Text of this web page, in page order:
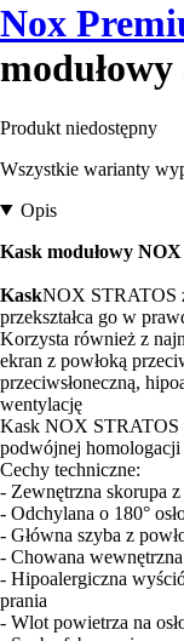
Nox
Produkt niedostępny
Wszystkie warianty
Opis
Kask modułowy
KaskNOX STRATOS
przekształca go w
Korzysta również z
ekran z powłoką
przeciwsłoneczną,
wentylację
Kask NOX STRATOS
podwójnej
Cechy techniczne:
- Zewnętrzna skorupa
- Odchylana o 180°
- Główna szyba z
- Chowana wewnętrzna
- Hipoalergiczna
prania
- Wlot powietrza na